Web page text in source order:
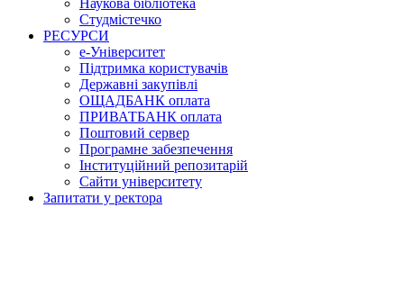
Студмістечко
РЕСУРСИ
е-Університет
Підтримка користувачів
Державні закупівлі
ОЩАДБАНК оплата
ПРИВАТБАНК оплата
Поштовий сервер
Програмне забезпечення
Інституційний репозитарій
Сайти університету
Запитати у ректора